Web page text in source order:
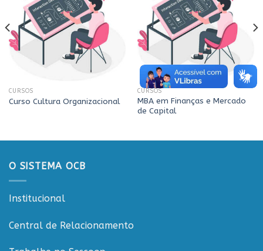
CURSOS
Curso Cultura Organizacional
CURSOS
MBA em Finanças e Mercado
de Capital
O SISTEMA OCB
Institucional
Central de Relacionamento